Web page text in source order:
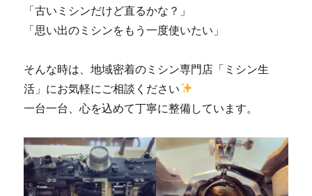
「古いミシンだけど直るかな？」
「思い出のミシンをもう一度使いたい」
そんな時は、地域密着のミシン専門店「ミシン生
活」にお気軽にご相談ください
一台一台、心を込めて丁寧に整備しています。